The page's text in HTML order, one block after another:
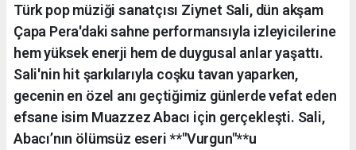
Türk pop müziği sanatçısı Ziynet Sali, dün akşam
Çapa Pera'daki sahne performansıyla izleyicilerine
hem yüksek enerji hem de duygusal anlar yaşattı.
Sali'nin hit şarkılarıyla coşku tavan yaparken,
gecenin en özel anı geçtiğimiz günlerde vefat eden
efsane isim Muazzez Abacı için gerçekleşti. Sali,
Abacı’nın ölümsüz eseri **"Vurgun"**u